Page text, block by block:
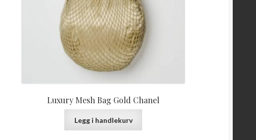
Luxury Mesh Bag Gold Chanel
Legg i handlekurv